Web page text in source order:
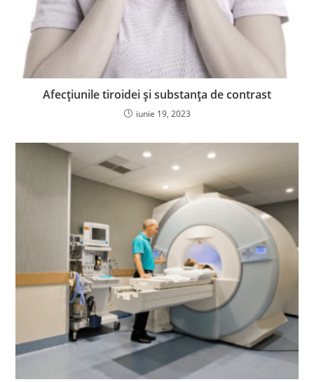
Afecțiunile tiroidei și substanța de contrast
iunie 19, 2023